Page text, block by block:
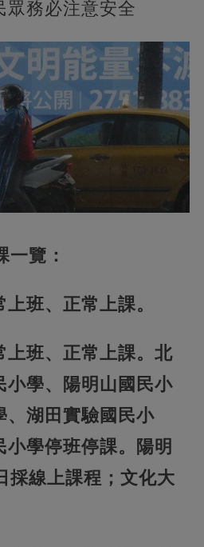
眾務必注意安全
覽：
上班、正常上課。
上班、正常上課。北
小學、陽明山國民小
、湖田實驗國民小
學停班停課。陽明
採線上課程；文化大